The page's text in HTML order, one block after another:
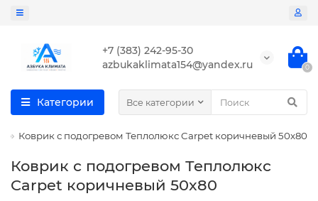
+7 (383) 242-95-30
azbukaklimata154@yandex.ru
0
Категории Все категории
Коврик с подогревом Теплолюкс Carpet коричневый 50x80
Коврик с подогревом Теплолюкс
Carpet коричневый 50x80